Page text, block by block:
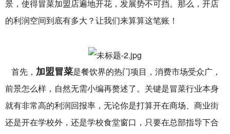
景，使得冒菜加盟店遍地开花，发展势不可挡。那么，开店
的利润空间到底有多大？让我们来算算这笔账！
首先， 加盟冒菜是餐饮界的热门项目，消费市场受众广，
前景怎么样，自然无需小编再赘述了。关键是冒菜行业本身
就有非常高的利润回报率，无论你是打算开在商场、商业街
还是开在学校外，还是学校食堂窗口，只要在总部指导下合